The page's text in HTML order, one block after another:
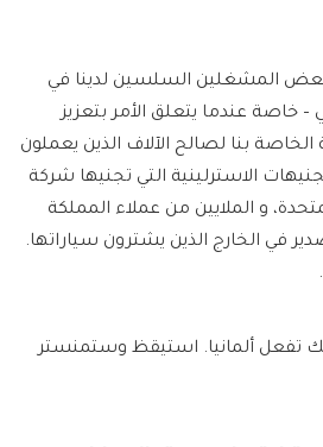
المشغلين السلسين لدينا في
خاصة عندما يتعلق الأمر بتعزيز
بنا لصالح الآلاف الذين يعملون
الاسترلينية التي تجنيها شركة
و الملايين من عملاء المملكة
في الخارج الذين يشترون سياراتها.
تفعل ألمانيا. استيقظ وستمنستر